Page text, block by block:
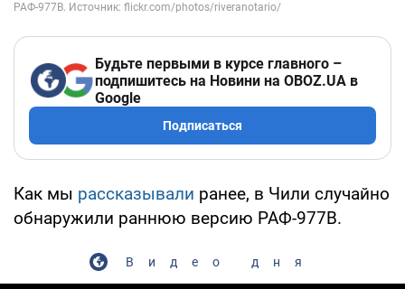
Будьте первыми в курсе главного –
подпишитесь на Новини на OBOZ.UA в
Google
Подписаться
Как мы рассказывали ранее, в Чили случайно
обнаружили раннюю версию РАФ-977В.
Видео дня